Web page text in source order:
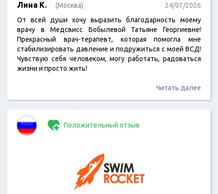
Лина К. (Москва)
24/07/2026
От всей души хочу выразить благодарность моему
врачу в Медсвисс Бобылевой Татьяне Георгиевне!
Прекрасный врач-терапевт, которая помогла мне
стабилизировать давление и подружиться с моей ВСД!
Чувствую себя человеком, могу работать, радоваться
жизни и просто жить!
Читать далее
Положительный отзыв